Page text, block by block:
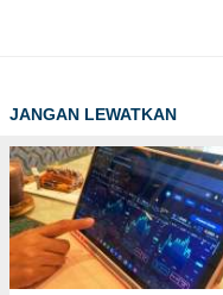
JANGAN LEWATKAN